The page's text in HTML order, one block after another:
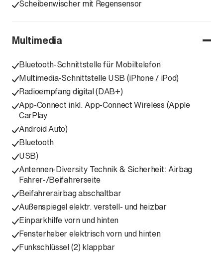
Scheibenwischer mit Regensensor
Multimedia
Bluetooth-Schnittstelle für Mobiltelefon
Multimedia-Schnittstelle USB (iPhone / iPod)
Radioempfang digital (DAB+)
App-Connect inkl. App-Connect Wireless (Apple
CarPlay
Android Auto)
Bluetooth
USB)
Antennen-Diversity Technik & Sicherheit: Airbag
Fahrer-/Beifahrerseite
Beifahrerairbag abschaltbar
Außenspiegel elektr. verstell- und heizbar
Einparkhilfe vorn und hinten
Fensterheber elektrisch vorn und hinten
Funkschlüssel (2) klappbar